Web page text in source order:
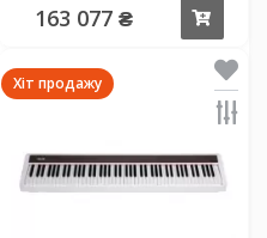
163 077 ₴
Хіт продажу